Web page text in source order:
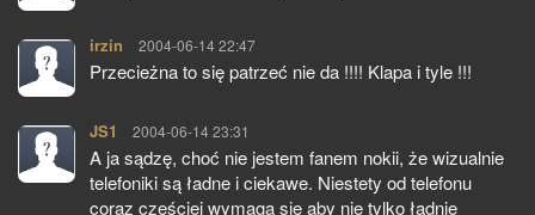
irzin pisze:
2004-06-14 22:47
Przecieżna to się patrzeć nie da !!!! Klapa i tyle !!!
JS1 pisze:
2004-06-14 23:31
A ja sądzę, choć nie jestem fanem nokii, że wizualnie
telefoniki są ładne i ciekawe. Niestety od telefonu
coraz częściej wymaga się aby nie tylko łądnie